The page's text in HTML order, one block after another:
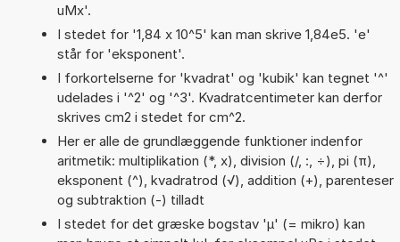
uMx'.
I stedet for '1,84 x 10^5' kan man skrive 1,84e5. 'e'
står for 'eksponent'.
I forkortelserne for 'kvadrat' og 'kubik' kan tegnet '^'
udelades i '^2' og '^3'. Kvadratcentimeter kan derfor
skrives cm2 i stedet for cm^2.
Her er alle de grundlæggende funktioner indenfor
aritmetik: multiplikation (*, x), division (/, :, ÷), pi (π),
eksponent (^), kvadratrod (√), addition (+), parenteser
og subtraktion (-) tilladt
I stedet for det græske bogstav 'µ' (= mikro) kan